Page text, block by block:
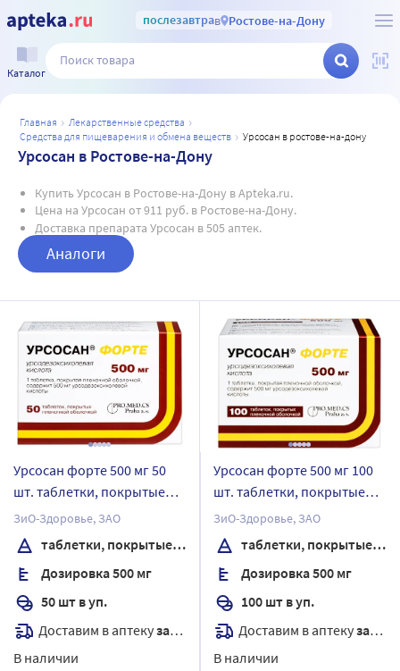
послезавтрав Ростове-на-Дону
Каталог
главная
лекарственные средства
средства для пищеварения и обмена веществ
урсосан в ростове-на-дону
Урсосан в Ростове-на-Дону
Купить Урсосан в Ростове-на-Дону в Apteka.ru.
Цена на Урсосан от 911 руб. в Ростове-на-Дону.
Доставка препарата Урсосан в 505 аптек.
Аналоги
Урсосан форте 500 мг 50
шт. таблетки, покрытые
пленочной оболочкой
ЗиО-Здоровье, ЗАО
таблетки, покрытые пленочной оболочкой
Дозировка 500 мг
50 шт в уп.
Доставим в аптекузавтра
В наличии
Урсосан форте 500 мг 100
шт. таблетки, покрытые
пленочной оболочкой
ЗиО-Здоровье, ЗАО
таблетки, покрытые пленочной оболочкой
Дозировка 500 мг
100 шт в уп.
Доставим в аптекузавтра
В наличии